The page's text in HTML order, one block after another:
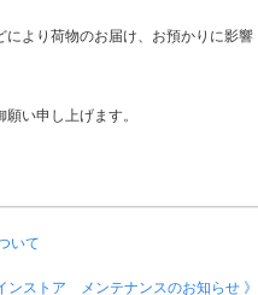
より荷物のお届け、お預かりに影響
い申し上げます。
いて
ンストア メンテナンスのお知らせ 》